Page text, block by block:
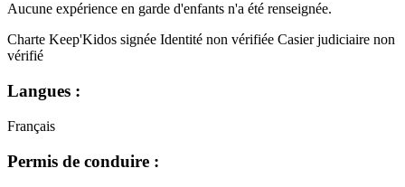
Aucune expérience en garde d'enfants n'a été renseignée.
Charte Keep'Kidos signée Identité non vérifiée Casier judiciaire non
vérifié
Langues :
Français
Permis de conduire :